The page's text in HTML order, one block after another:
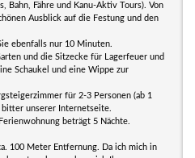
Bahn, Fähre und Kanu-Aktiv Tours). Von
Ausblick auf die Festung und den
ebenfalls nur 10 Minuten.
und die Sitzecke für Lagerfeuer und
Schaukel und eine Wippe zur
für 2-3 Personen (ab 1
unserer Internetseite.
beträgt 5 Nächte.
100 Meter Entfernung. Da ich mich in